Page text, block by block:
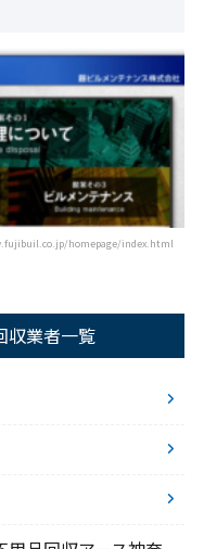
homepage/index.html
収業者一覧